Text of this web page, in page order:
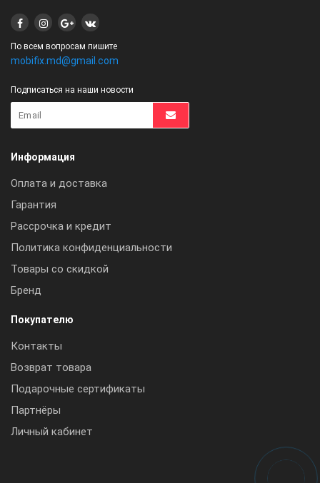
По всем вопросам пишите
mobifix.md@gmail.com
Подписаться на наши новости
Информация
Оплата и доставка
Гарантия
Рассрочка и кредит
Политика конфиденциальности
Товары со скидкой
Бренд
Покупателю
Контакты
Возврат товара
Подарочные сертификаты
Партнёры
Личный кабинет